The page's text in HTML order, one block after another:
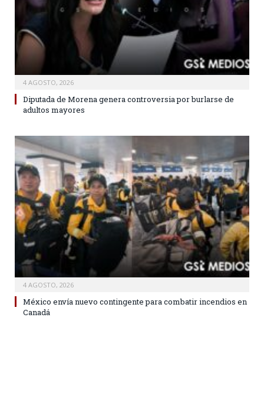
4 AGOSTO, 2026
Diputada de Morena genera controversia por burlarse de
adultos mayores
4 AGOSTO, 2026
México envía nuevo contingente para combatir incendios en
Canadá